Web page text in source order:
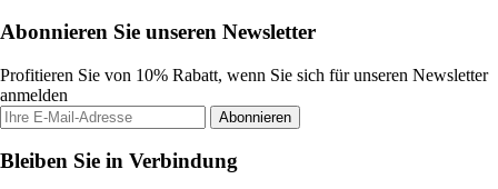
Abonnieren Sie unseren Newsletter
Profitieren Sie von 10% Rabatt, wenn Sie sich für unseren Newsletter
anmelden
Abonnieren
Bleiben Sie in Verbindung